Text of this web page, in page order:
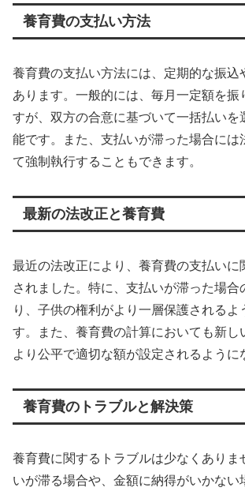
養育費の支払い方法
養育費の支払い方法には、定期的な振込
あります。一般的には、毎月一定額を振
すが、双方の合意に基づいて一括払いを
能です。また、支払いが滞った場合には
て強制執行することもできます。
最新の法改正と養育費
最近の法改正により、養育費の支払いに
されました。特に、支払いが滞った場合
り、子供の権利がより一層保護されるよ
す。また、養育費の計算においても新し
より公平で適切な額が設定されるように
養育費のトラブルと解決策
養育費に関するトラブルは少なくありま
いが滞る場合や、金額に納得がいかない